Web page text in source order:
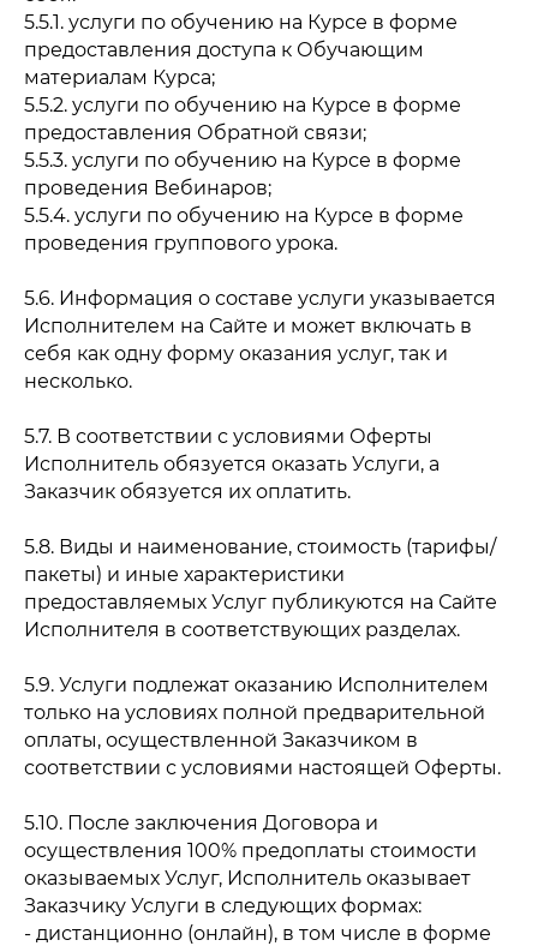
5.5.1. услуги по обучению на Курсе в форме
предоставления доступа к Обучающим
материалам Курса;
5.5.2. услуги по обучению на Курсе в форме
предоставления Обратной связи;
5.5.3. услуги по обучению на Курсе в форме
проведения Вебинаров;
5.5.4. услуги по обучению на Курсе в форме
проведения группового урока.
5.6. Информация о составе услуги указывается
Исполнителем на Сайте и может включать в
себя как одну форму оказания услуг, так и
несколько.
5.7. В соответствии с условиями Оферты
Исполнитель обязуется оказать Услуги, а
Заказчик обязуется их оплатить.
5.8. Виды и наименование, стоимость (тарифы/
пакеты) и иные характеристики
предоставляемых Услуг публикуются на Сайте
Исполнителя в соответствующих разделах.
5.9. Услуги подлежат оказанию Исполнителем
только на условиях полной предварительной
оплаты, осуществленной Заказчиком в
соответствии с условиями настоящей Оферты.
5.10. После заключения Договора и
осуществления 100% предоплаты стоимости
оказываемых Услуг, Исполнитель оказывает
Заказчику Услуги в следующих формах:
- дистанционно (онлайн), в том числе в форме